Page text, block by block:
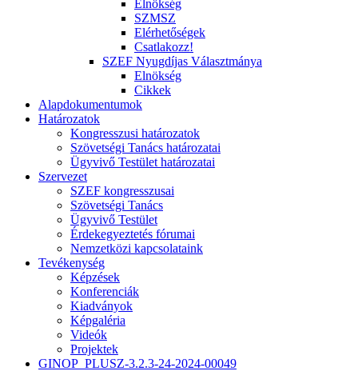
Elnökség
SZMSZ
Elérhetőségek
Csatlakozz!
SZEF Nyugdíjas Választmánya
Elnökség
Cikkek
Alapdokumentumok
Határozatok
Kongresszusi határozatok
Szövetségi Tanács határozatai
Ügyvivő Testület határozatai
Szervezet
SZEF kongresszusai
Szövetségi Tanács
Ügyvivő Testület
Érdekegyeztetés fórumai
Nemzetközi kapcsolataink
Tevékenység
Képzések
Konferenciák
Kiadványok
Képgaléria
Videók
Projektek
GINOP_PLUSZ-3.2.3-24-2024-00049